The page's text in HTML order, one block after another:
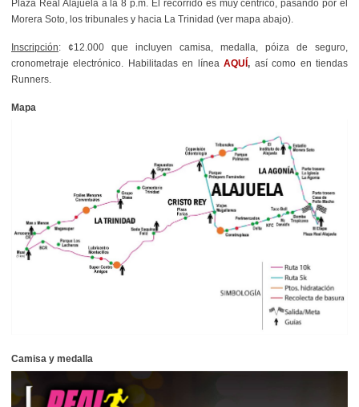
Plaza Real Alajuela a la 8 p.m. El recorrido es muy céntrico, pasando por el
Morera Soto, los tribunales y hacia La Trinidad (ver mapa abajo).
Inscripción: ¢12.000 que incluyen camisa, medalla, póiza de seguro,
cronometraje electrónico. Habilitadas en líneaAQUÍ, así como en tiendas
Runners.
Mapa
Camisa y medalla